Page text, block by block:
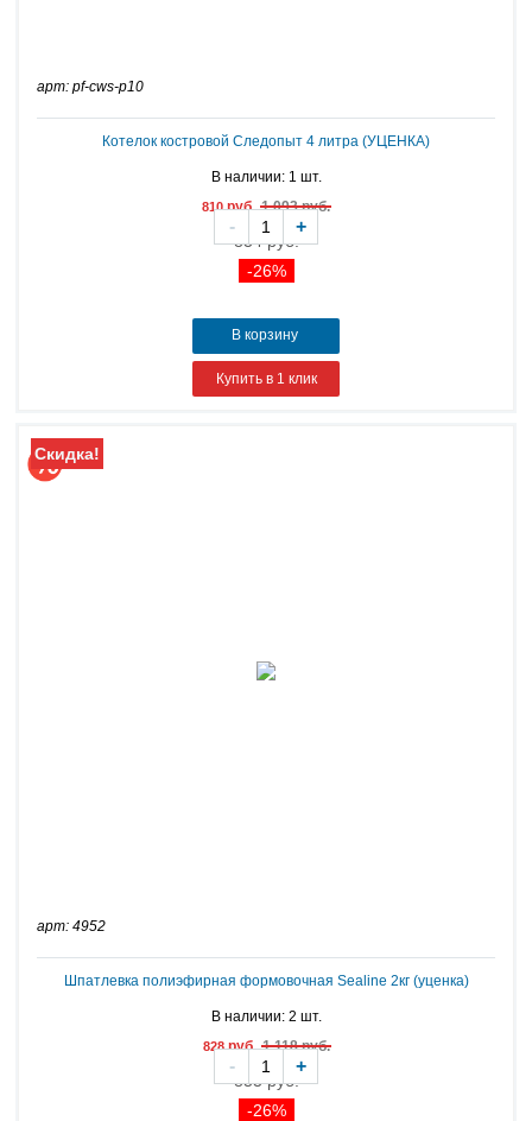
арт: pf-cws-p10
Котелок костровой Следопыт 4 литра (УЦЕНКА)
В наличии: 1 шт.
810руб.1 093 руб.
834 руб.
-26%
- +
В корзину
Купить в 1 клик
Скидка!
арт: 4952
Шпатлевка полиэфирная формовочная Sealine 2кг (уценка)
В наличии: 2 шт.
828руб.1 118 руб.
853 руб.
-26%
- +